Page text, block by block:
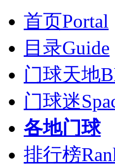
首页Portal
目录Guide
门球天地
门球迷
各地门球
排行榜